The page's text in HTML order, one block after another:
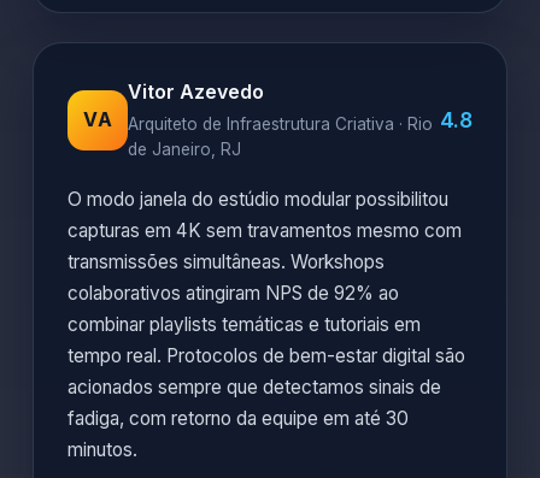
VA
Vitor Azevedo
Arquiteto de Infraestrutura Criativa · Rio
de Janeiro, RJ
4.8
O modo janela do estúdio modular possibilitou
capturas em 4K sem travamentos mesmo com
transmissões simultâneas. Workshops
colaborativos atingiram NPS de 92% ao
combinar playlists temáticas e tutoriais em
tempo real. Protocolos de bem-estar digital são
acionados sempre que detectamos sinais de
fadiga, com retorno da equipe em até 30
minutos.